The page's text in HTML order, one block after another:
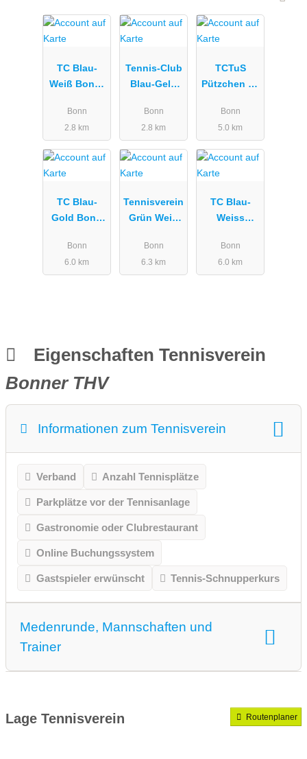
TC Blau-
Weiß Bonn-
Bonn
2.8 km
Tennis-Club
Blau-Gelb
e.V.
Bonn
2.8 km
TCTuS
Pützchen 05
Bonn
5.0 km
TC Blau-
Gold Bonn
Bonn
6.0 km
Tennisverein
Grün Weiß
e.V.
Bonn
6.3 km
TC Blau-
Weiss
Bonn
6.0 km
Eigenschaften Tennisverein
Bonner THV
Informationen zum Tennisverein
Verband Anzahl Tennisplätze
Parkplätze vor der Tennisanlage
Gastronomie oder Clubrestaurant
Online Buchungssystem
Gastspieler erwünscht Tennis-Schnupperkurs
Medenrunde, Mannschaften und
Trainer
Lage Tennisverein Routenplaner